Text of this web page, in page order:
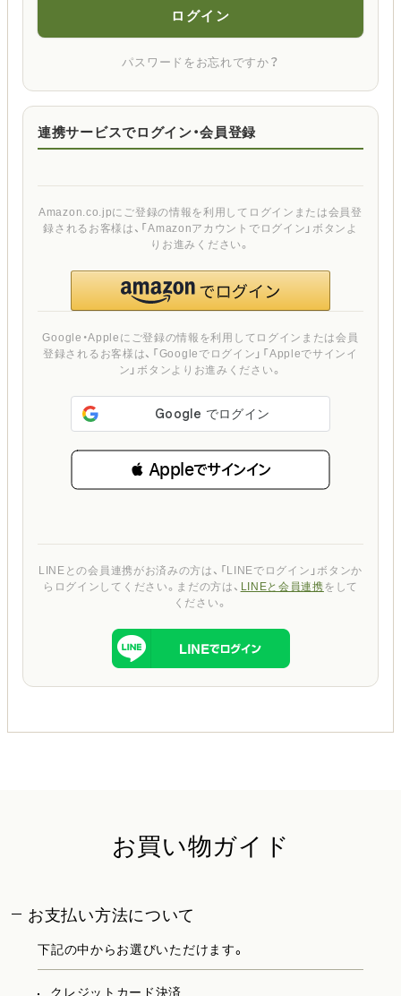
ログイン
パスワードをお忘れですか？
連携サービスでログイン・会員登録
 Appleでサインイン
Google・Appleにご登録の情報を利用してログインまたは会員
登録されるお客様は、「Googleでログイン」「Appleでサインイ
ン」ボタンよりお進みください。
Amazon.co.jpにご登録の情報を利用してログインまたは会員登
録されるお客様は、「Amazonアカウントでログイン」ボタンよ
りお進みください。
LINEとの会員連携がお済みの方は、「LINEでログイン」ボタンか
らログインしてください。まだの方は、 LINEと会員連携をして
ください。
お買い物ガイド
お支払い方法について
下記の中からお選びいただけます。
クレジットカード決済